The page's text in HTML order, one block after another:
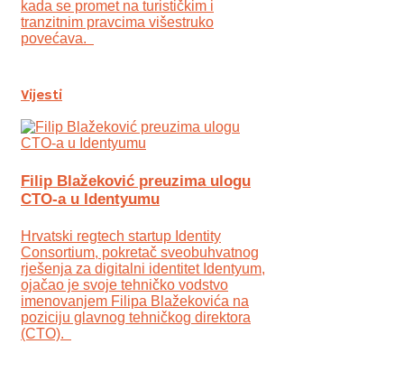
kada se promet na turističkim i
tranzitnim pravcima višestruko
povećava.
Vijesti
Filip Blažeković preuzima ulogu
CTO-a u Identyumu
Hrvatski regtech startup Identity
Consortium, pokretač sveobuhvatnog
rješenja za digitalni identitet Identyum,
ojаčao je svoje tehničko vodstvo
imenovanjem Filipa Blažekovića na
poziciju glavnog tehničkog direktora
(CTO).